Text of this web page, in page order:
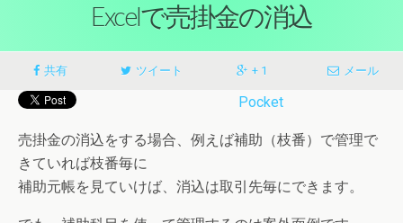
Excelで売掛金の消込
共有 ツイート + 1 メール
Pocket
売掛金の消込をする場合、例えば補助（枝番）で管理で
きていれば枝番毎に
補助元帳を見ていけば、消込は取引先毎にできます。